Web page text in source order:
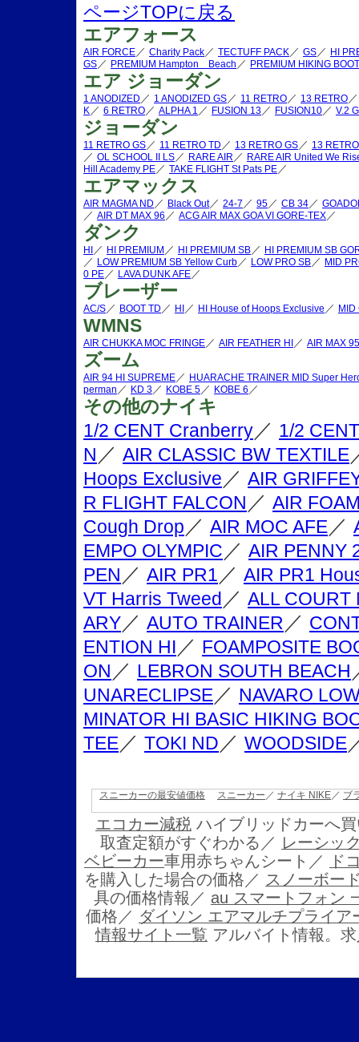
ページTOPに戻る
エアフォース
AIR FORCE ／ Charity Pack ／ TECTUFF PACK ／ GS ／ HI
GS ／ PREMIUM Hampton Beach ／ PREMIUM HIKING
エア ジョーダン
1 ANODIZED ／ 1 ANODIZED GS ／ 11 RETRO ／ 13 RETRO
K ／ 6 RETRO ／ ALPHA 1 ／ FUSION 13 ／ FUSION10 ／ V.2
ジョーダン
11 RETRO GS ／ 11 RETRO TD ／ 13 RETRO GS ／ 13
／ OL SCHOOL II LS ／ RARE AIR ／ RARE AIR United We
Hill Academy PE ／ TAKE FLIGHT St Pats PE ／
エアマックス
AIR MAGMA ND ／ Black Out／ 24-7 ／ 95 ／ CB 34 ／
／ AIR DT MAX 96 ／ ACG AIR MAX GOA VI GORE-TEX ／
ダンク
HI ／ HI PREMIUM ／ HI PREMIUM SB ／ HI PREMIUM SB
／ LOW PREMIUM SB Yellow Curb ／ LOW PRO SB ／ MID
0 PE ／ LAVA DUNK AFE ／
ブレーザー
AC/S ／ BOOT TD ／ HI ／ HI House of Hoops Exclusive ／ MID
WMNS
AIR CHUKKA MOC FRINGE ／ AIR FEATHER HI ／ AIR MAX
ズーム
AIR 94 HI SUPREME ／ HUARACHE TRAINER MID Super
perman ／ KD 3 ／ KOBE 5 ／ KOBE 6 ／
その他のナイキ
1/2 CENT Cranberry ／ 1/2
N ／ AIR CLASSIC BW TEXTILE
Hoops Exclusive ／ AIR
R FLIGHT FALCON ／ AIR
Cough Drop ／ AIR MOC AFE ／
EMPO OLYMPIC ／ AIR PENNY
PEN ／ AIR PR1 ／ AIR PR1
VT Harris Tweed ／ ALL COURT
ARY ／ AUTO TRAINER ／
ENTION HI ／ FOAMPOSITE
ON ／ LEBRON SOUTH BEACH
UNARECLIPSE ／ NAVARO
MINATOR HI BASIC HIKING
TEE ／ TOKI ND ／ WOODSIDE
スニーカーの最安値価格 スニーカー ／ ナイキ NIKE ／ ブ
エコカー減税 ハイブリッドカーへ
取査定額がすぐわかる／ レーシッ
ベビーカー車用赤ちゃんシート／
ド
を購入した場合の価格／ スノーボー
具の価格情報／ au スマートフォン
価格／ ダイソン エアマルチプライア
情報サイト一覧 アルバイト情報。